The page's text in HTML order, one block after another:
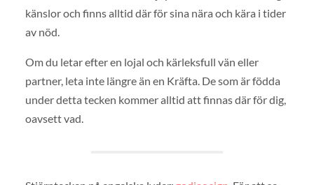
känslor och finns alltid där för sina nära och kära i tider
av nöd.
Om du letar efter en lojal och kärleksfull vän eller
partner, leta inte längre än en Kräfta. De som är födda
under detta tecken kommer alltid att finnas där för dig,
oavsett vad.